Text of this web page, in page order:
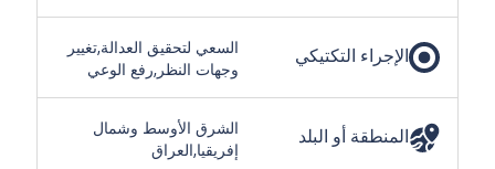
الإجراء التكتيكي
السعي لتحقيق العدالة,تغيير
وجهات النظر,رفع الوعي
المنطقة أو البلد
الشرق الأوسط وشمال
إفريقيا,العراق